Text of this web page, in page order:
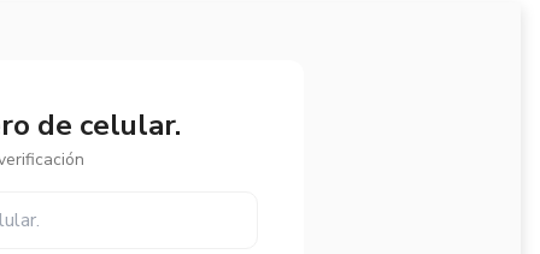
de celular.